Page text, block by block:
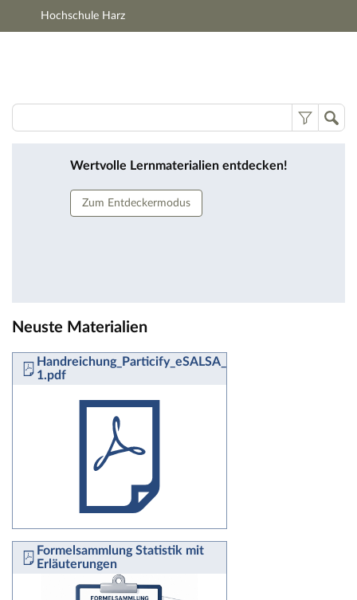
Hauptnavigation
Hochschule Harz
Lernmaterialien
Wertvolle Lernmaterialien entdecken!
Zum Entdeckermodus
Neuste Materialien
Handreichung_Particify_eSALSA_fuerweb-
1.pdf
Formelsammlung Statistik mit
Erläuterungen